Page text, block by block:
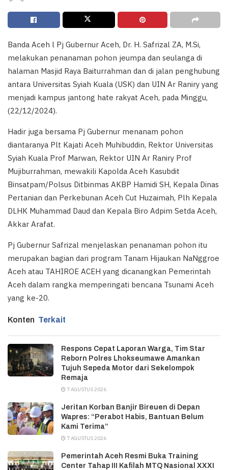
Banda Aceh l Pj Gubernur Aceh, Dr. H. Safrizal ZA, M.Si,
melakukan penanaman pohon jeumpa dan seulanga di
halaman Masjid Raya Baiturrahman dan di jalan penghubung
antara Universitas Syiah Kuala (USK) dan UIN Ar Raniry yang
menjadi kampus jantong hate rakyat Aceh, pada Minggu,
(22/12/2024).
Hadir juga bersama Pj Gubernur menanam pohon
diantaranya Plt Kajati Aceh Muhibuddin, Rektor Universitas
Syiah Kuala Prof Marwan, Rektor UIN Ar Raniry Prof
Mujiburrahman, mewakili Kapolda Aceh Kasubdit
Binsatpam/Polsus Ditbinmas AKBP Hamidi SH, Kepala Dinas
Pertanian dan Perkebunan Aceh Cut Huzaimah, Plh Kepala
DLHK Muhammad Daud dan Kepala Biro Adpim Setda Aceh,
Akkar Arafat.
Pj Gubernur Safrizal menjelaskan penanaman pohon itu
merupakan bagian dari program Tanam Hijaukan NaNggroe
Aceh atau TAHIROE ACEH yang dicanangkan Pemerintah
Aceh dalam rangka memperingati bencana Tsunami Aceh
yang ke-20.
Konten Terkait
Respons Cepat Laporan Warga, Tim Star
Reborn Polres Lhokseumawe Amankan
Tujuh Sepeda Motor dari Sekelompok
Remaja
7 AGUSTUS 2026
Jeritan Korban Banjir Bireuen di Depan
Wapres: “Perabot Habis, Bantuan Belum
Kami Terima”
7 AGUSTUS 2026
Pemerintah Aceh Resmi Buka Training
Center Tahap III Kafilah MTQ Nasional XXXI